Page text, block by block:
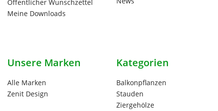
Öffentlicher Wunschzettel
Meine Downloads
Unsere Marken
Alle Marken
Zenit Design
Kategorien
Balkonpflanzen
Stauden
Ziergehölze